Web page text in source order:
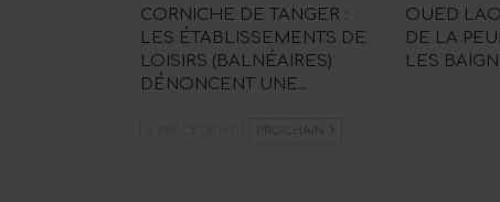
CORNICHE DE TANGER :
LES ÉTABLISSEMENTS DE
LOISIRS (BALNÉAIRES)
DÉNONCENT UNE…
OUED
DE LA
LES
PROCHAIN